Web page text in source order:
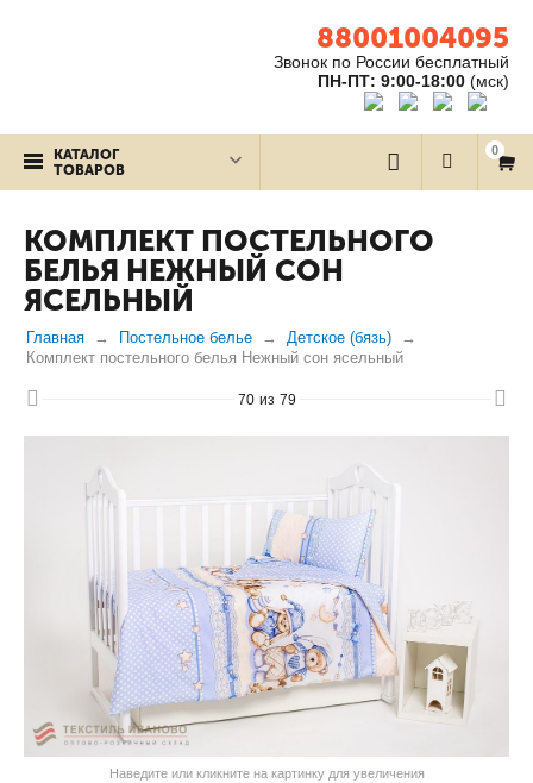
88001004095
Звонок по России бесплатный
ПН-ПТ: 9:00-18:00 (мск)
КАТАЛОГ
ТОВАРОВ
0
КОМПЛЕКТ ПОСТЕЛЬНОГО
БЕЛЬЯ НЕЖНЫЙ СОН
ЯСЕЛЬНЫЙ
Главная Постельное белье
Детское (бязь)
Комплект постельного белья Нежный сон ясельный
70 из 79
Наведите или кликните на картинку для увеличения